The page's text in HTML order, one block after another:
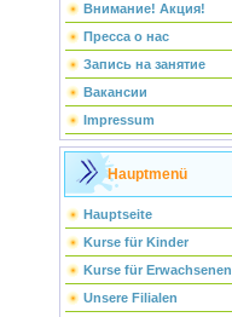
Внимание! Акция!
Пресса о нас
Запись на занятие
Вакансии
Impressum
Hauptmenü
Hauptseite
Kurse für Kinder
Kurse für Erwachsenen
Unsere Filialen